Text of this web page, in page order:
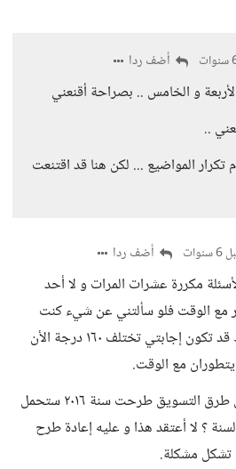
أضف ردا
و الخامس .. بصراحة أقنعني
..
تكرار المواضيع ... لكن هنا قد اقتنعت
أضف ردا
مكررة عشرات المرات و لا أحد
مع الوقت فلو سألتني عن شيء كنت
أجبتك عنه قل سنةاط قد تكون إجابتي تختلف ١٦٠ درجة الأن
مع الوقت.
هل مساهمة عن أفضل طرق التسويق طرحت سنة ٢٠١٦ ستحمل
؟ لا أعتقد هذا و عليه إعادة طرح
مشكلة.